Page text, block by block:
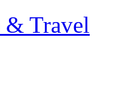
Travel